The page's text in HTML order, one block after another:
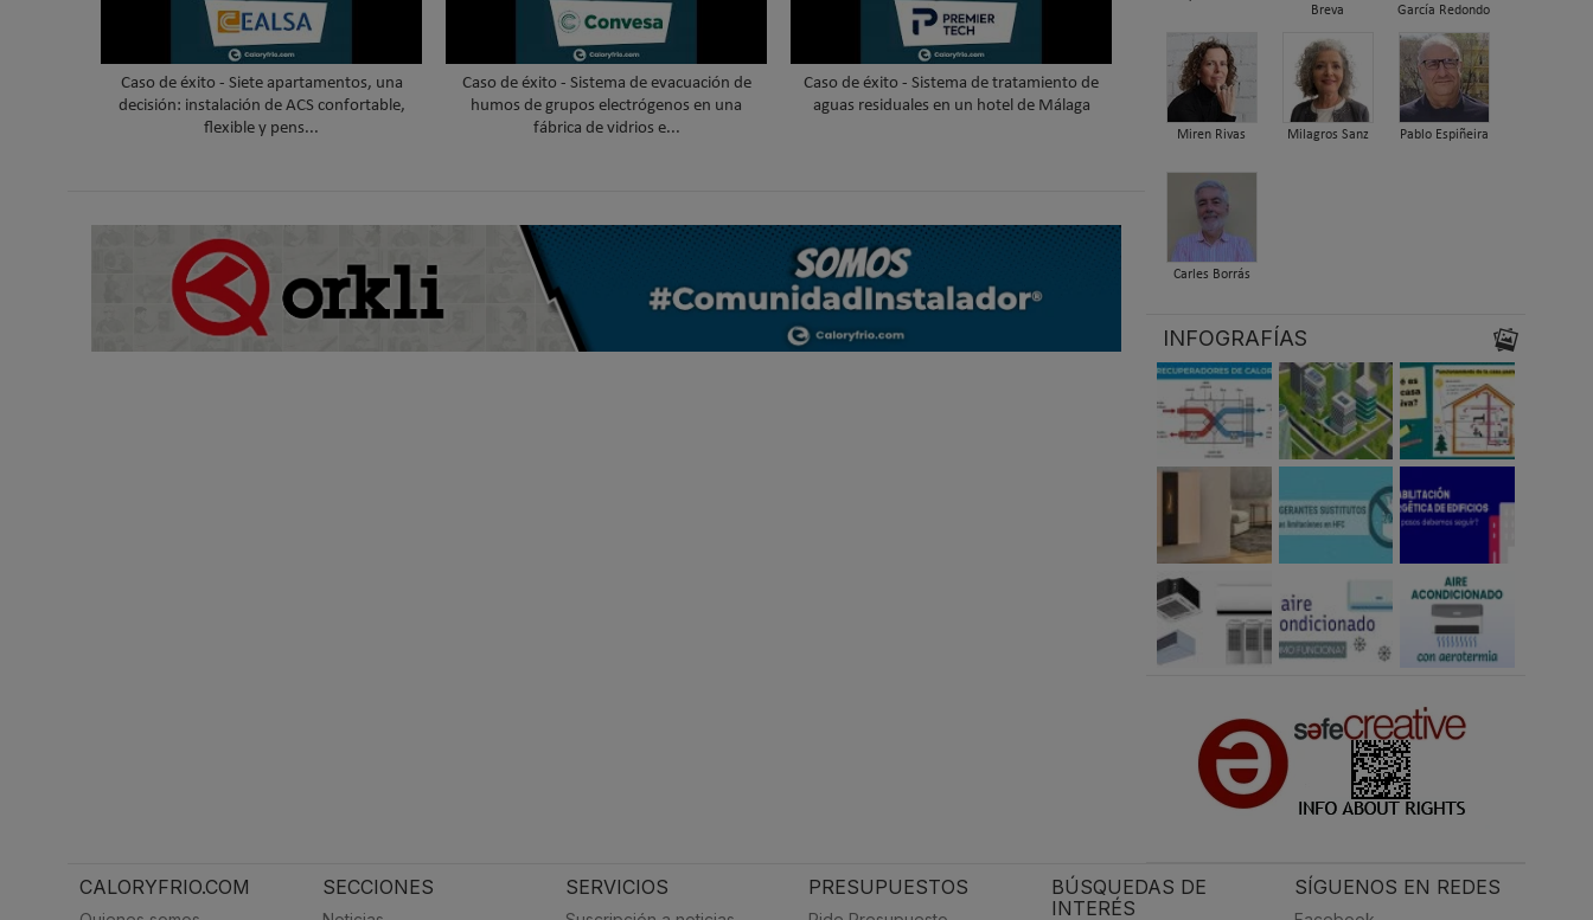
Caso de éxito - Siete apartamentos, una
decisión: instalación de ACS confortable,
flexible y pens...
Caso de éxito - Sistema de evacuación de
humos de grupos electrógenos en una
fábrica de vidrios e...
Caso de éxito - Sistema de tratamiento de
aguas residuales en un hotel de Málaga
Breva
García Redondo
Miren Rivas Milagros Sanz Pablo Espiñeira
Carles Borrás
INFOGRAFÍAS
CALORYFRIO.COM SECCIONES SERVICIOS PRESUPUESTOS
BÚSQUEDAS DE
INTERÉS
SÍGUENOS EN REDES